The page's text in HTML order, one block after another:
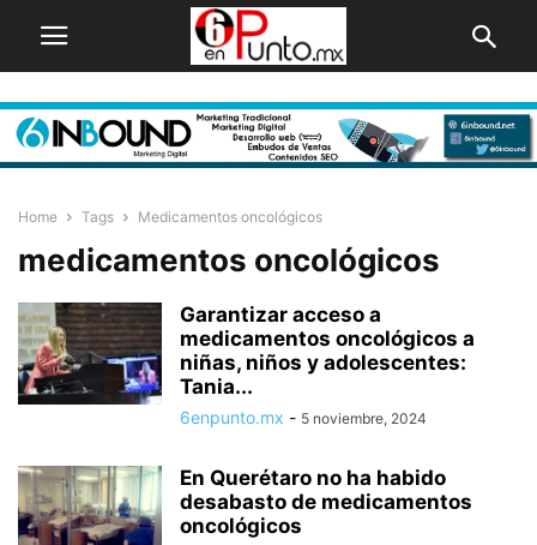
Home Tags Medicamentos oncológicos
medicamentos oncológicos
Garantizar acceso a
medicamentos oncológicos a
niñas, niños y adolescentes:
Tania...
6enpunto.mx - 5 noviembre, 2024
En Querétaro no ha habido
desabasto de medicamentos
oncológicos